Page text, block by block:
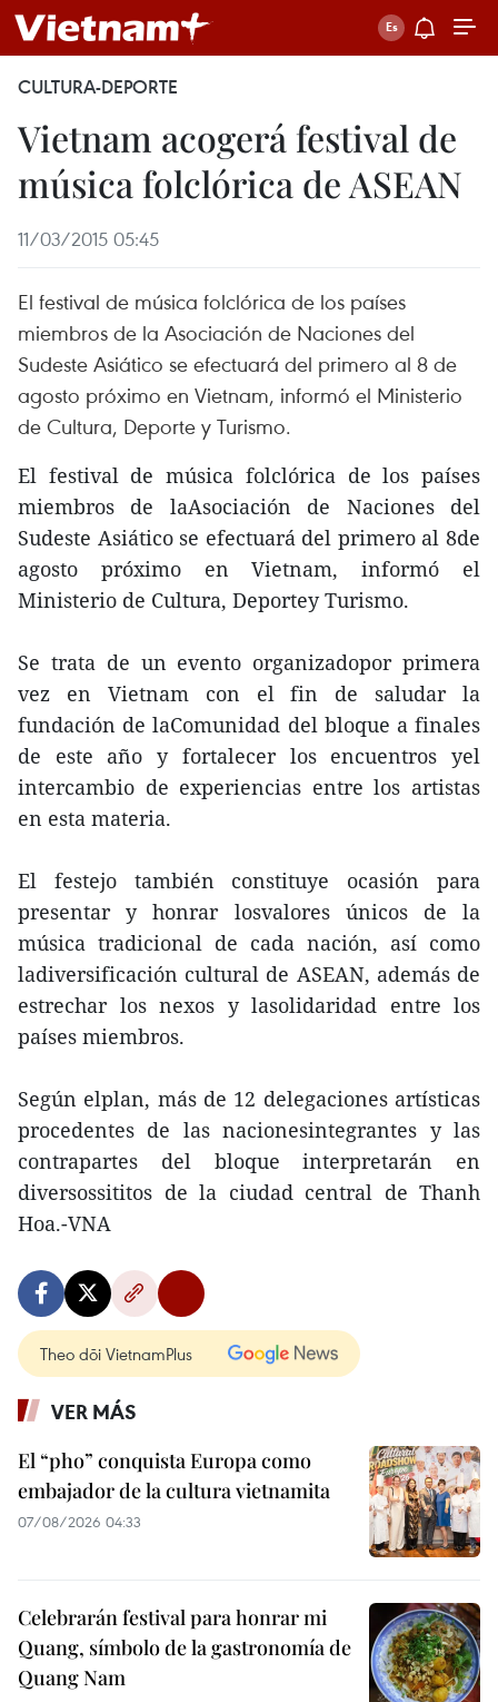
CULTURA-DEPORTE
Vietnam acogerá festival de
música folclórica de ASEAN
11/03/2015 05:45
El festival de música folclórica de los países
miembros de la Asociación de Naciones del
Sudeste Asiático se efectuará del primero al 8 de
agosto próximo en Vietnam, informó el Ministerio
de Cultura, Deporte y Turismo.
El festival de música folclórica de los países
miembros de laAsociación de Naciones del
Sudeste Asiático se efectuará del primero al 8de
agosto próximo en Vietnam, informó el
Ministerio de Cultura, Deportey Turismo.
Se trata de un evento organizadopor primera
vez en Vietnam con el fin de saludar la
fundación de laComunidad del bloque a finales
de este año y fortalecer los encuentros yel
intercambio de experiencias entre los artistas
en esta materia.
El festejo también constituye ocasión para
presentar y honrar losvalores únicos de la
música tradicional de cada nación, así como
ladiversificación cultural de ASEAN, además de
estrechar los nexos y lasolidaridad entre los
países miembros.
Según elplan, más de 12 delegaciones artísticas
procedentes de las nacionesintegrantes y las
contrapartes del bloque interpretarán en
diversossititos de la ciudad central de Thanh
Hoa.-VNA
Theo dõi VietnamPlus
VER MÁS
El “pho” conquista Europa como
embajador de la cultura vietnamita
07/08/2026 04:33
Celebrarán festival para honrar mi
Quang, símbolo de la gastronomía de
Quang Nam